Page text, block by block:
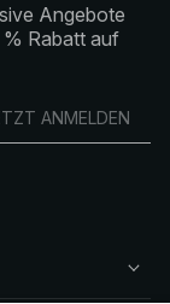
Angebote
% Rabatt auf
ANMELDEN